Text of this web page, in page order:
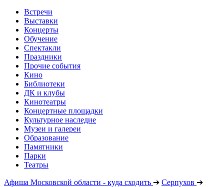
Встречи
Выставки
Концерты
Обучение
Спектакли
Праздники
Прочие события
Кино
Библиотеки
ДК и клубы
Кинотеатры
Концертные площадки
Культурное наследие
Музеи и галереи
Образование
Памятники
Парки
Театры
Афиша Московской области - куда сходить ➔ Серпухов ➔